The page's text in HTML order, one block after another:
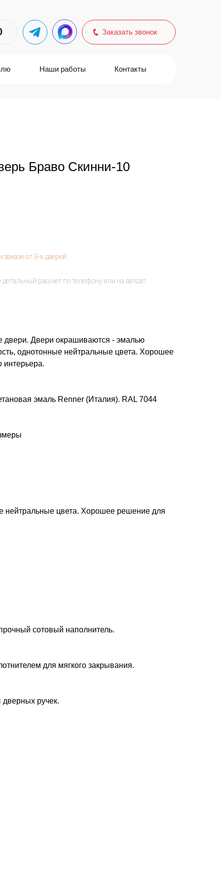
Заказать звонок
Контакты
Наши работы
Браво Скинни-10
двери. Двери окрашиваются - эмалью
однотонные нейтральные цвета. Хорошее
интерьера.
эмаль Renner (Италия). RAL 7044
нейтральные цвета. Хорошее решение для
сотовый наполнитель.
для мягкого закрывания.
ручек.